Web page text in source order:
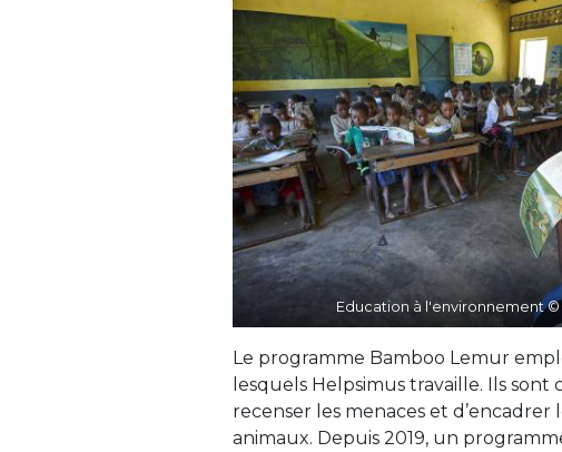
Education à l'environnement ©
Le programme Bamboo Lemur
lesquels Helpsimus travaille. Ils
recenser les menaces et
animaux. Depuis 2019, un